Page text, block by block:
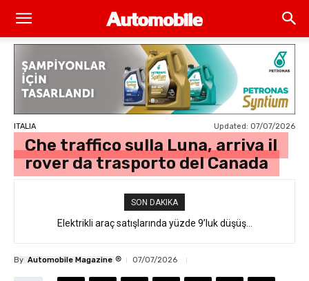
ITALIA Updated: 07/07/2026
Che traffico sulla Luna, arriva il
rover da trasporto del Canada
SON DAKIKA
Elektrikli araç satışlarında yüzde 9’luk düşüş…
By Automobile Magazine ® 07/07/2026